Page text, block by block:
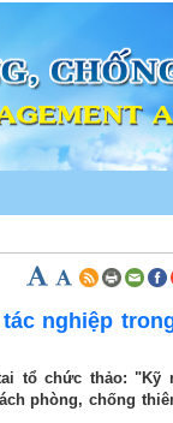
nghiệp
tổ chức thảo: "Kỹ
phòng, chống